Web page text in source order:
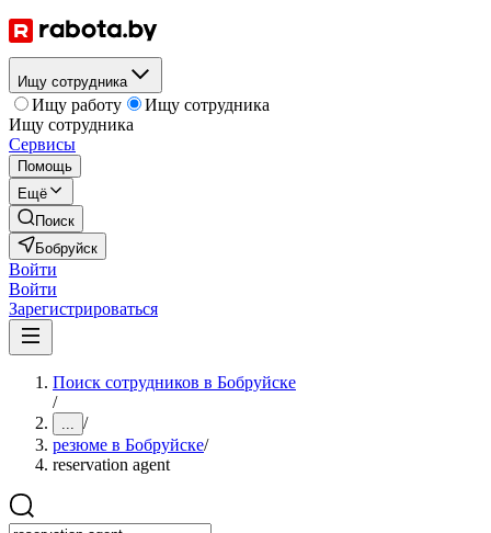
Ищу сотрудника
Ищу работу
Ищу сотрудника
Ищу сотрудника
Сервисы
Помощь
Ещё
Поиск
Бобруйск
Войти
Войти
Зарегистрироваться
Поиск сотрудников в Бобруйске
/
... /
резюме в Бобруйске/
reservation agent